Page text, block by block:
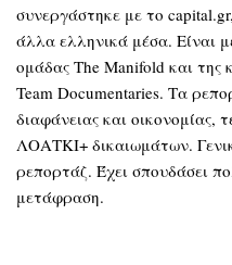
συνεργάστηκε με το
άλλα ελληνικά μέσα. Είναι
ομάδας The Manifold και της
Team Documentaries. Τα
διαφάνειας και οικονομίας,
ΛΟΑΤΚΙ+ δικαιωμάτων.
ρεπορτάζ. Έχει σπουδάσει
μετάφραση.